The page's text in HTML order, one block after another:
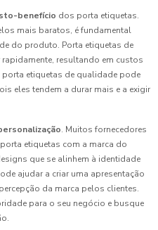
benefício dos porta etiquetas.
mais baratos, é fundamental
do produto. Porta etiquetas de
resultando em custos
etiquetas de qualidade pode
eles tendem a durar mais e a exigir
. Muitos fornecedores
etiquetas com a marca do
que se alinhem à identidade
ajudar a criar uma apresentação
da marca pelos clientes.
para o seu negócio e busque